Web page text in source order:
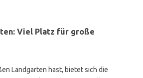
Viel Platz für große
Landgarten hast, bietet sich die